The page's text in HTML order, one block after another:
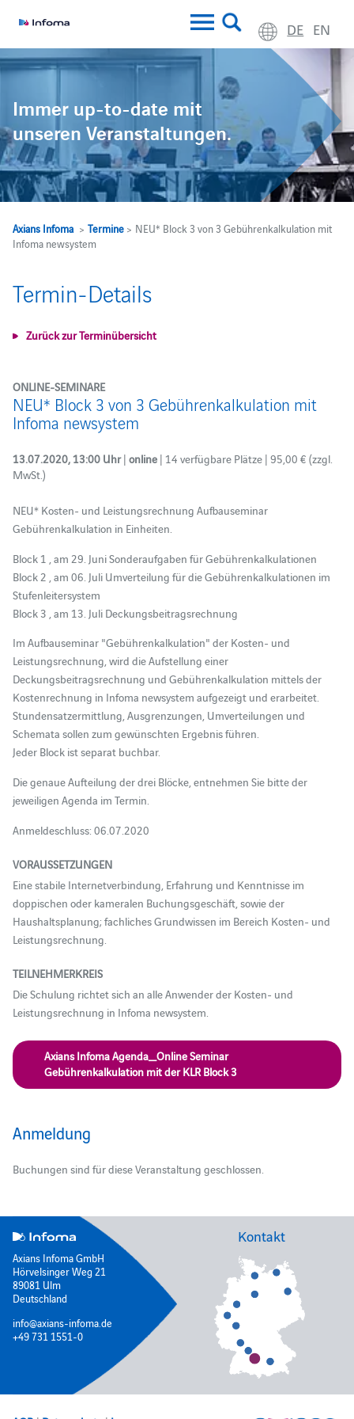
DE EN
Immer up-to-date mit
unseren Veranstaltungen.
Axians Infoma> Termine> NEU* Block 3 von 3 Gebührenkalkulation mit
Infoma newsystem
Termin-Details
Zurück zur Terminübersicht
ONLINE-SEMINARE
NEU* Block 3 von 3 Gebührenkalkulation mit
Infoma newsystem
13.07.2020, 13:00 Uhr| online | 14 verfügbare Plätze | 95,00 € (zzgl.
MwSt.)
NEU* Kosten- und Leistungsrechnung Aufbauseminar
Gebührenkalkulation in Einheiten.
Block 1 , am 29. Juni Sonderaufgaben für Gebührenkalkulationen
Block 2 , am 06. Juli Umverteilung für die Gebührenkalkulationen im
Stufenleitersystem
Block 3 , am 13. Juli Deckungsbeitragsrechnung
Im Aufbauseminar "Gebührenkalkulation" der Kosten- und
Leistungsrechnung, wird die Aufstellung einer
Deckungsbeitragsrechnung und Gebührenkalkulation mittels der
Kostenrechnung in Infoma newsystem aufgezeigt und erarbeitet.
Stundensatzermittlung, Ausgrenzungen, Umverteilungen und
Schemata sollen zum gewünschten Ergebnis führen.
Jeder Block ist separat buchbar.
Die genaue Aufteilung der drei Blöcke, entnehmen Sie bitte der
jeweiligen Agenda im Termin.
Anmeldeschluss: 06.07.2020
VORAUSSETZUNGEN
Eine stabile Internetverbindung, Erfahrung und Kenntnisse im
doppischen oder kameralen Buchungsgeschäft, sowie der
Haushaltsplanung; fachliches Grundwissen im Bereich Kosten- und
Leistungsrechnung.
TEILNEHMERKREIS
Die Schulung richtet sich an alle Anwender der Kosten- und
Leistungsrechnung in Infoma newsystem.
Axians Infoma Agenda_Online Seminar
Gebührenkalkulation mit der KLR Block 3
Anmeldung
Buchungen sind für diese Veranstaltung geschlossen.
Axians Infoma GmbH
Hörvelsinger Weg 21
89081 Ulm
Deutschland
info@axians-infoma.de
+49 731 1551-0
Kontakt